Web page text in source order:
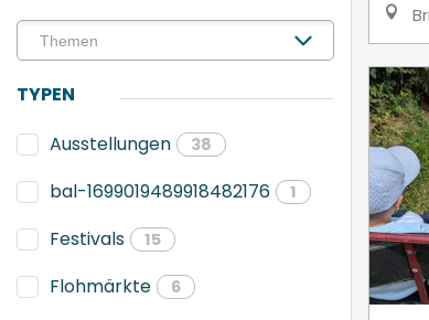
TYPEN
Ausstellungen
38
bal-1699019489918482176 1
Festivals 15
Flohmärkte 6